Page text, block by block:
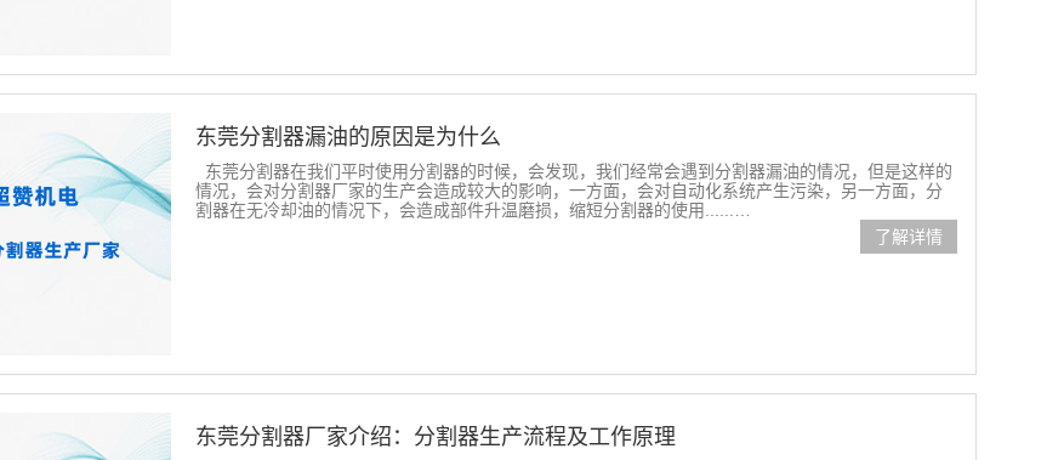
东莞分割器漏油的原因是为什么
东莞分割器在我们平时使用分割器的时候，会发现，我们经常会遇到分割器漏油的情况，但是这样的
情况，会对分割器厂家的生产会造成较大的影响，一方面，会对自动化系统产生污染，另一方面，分
割器在无冷却油的情况下，会造成部件升温磨损，缩短分割器的使用......…
了解详情
东莞分割器厂家介绍：分割器生产流程及工作原理